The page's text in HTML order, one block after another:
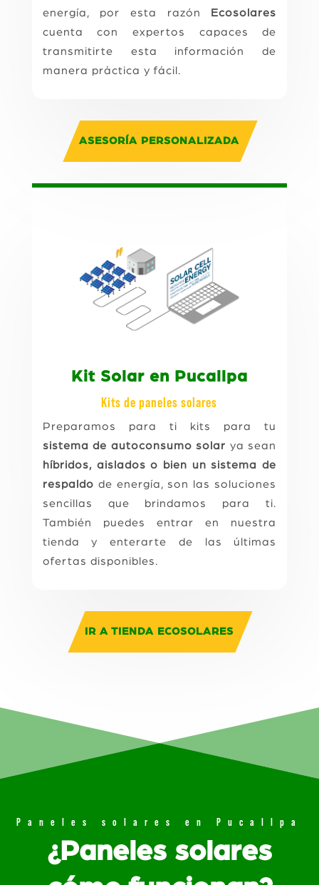
energía, por esta razón
Ecosolares
cuenta con expertos capaces de
transmitirte esta información de
manera práctica y fácil.
ASESORÍA PERSONALIZADA
Kit Solar en Pucallpa
Kits de paneles solares
Preparamos para ti kits para tu
sistema de autoconsumo solar ya sean
híbridos, aislados o bien un sistema de
respaldo de energía, son las soluciones
sencillas que brindamos para ti.
También puedes entrar en nuestra
tienda y enterarte de las últimas
ofertas disponibles.
IR A TIENDA ECOSOLARES
Paneles solares en Pucallpa
¿Paneles solares